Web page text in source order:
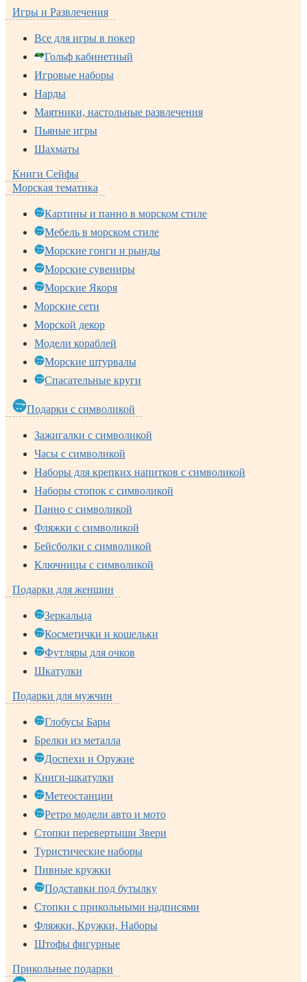
Игры и Развлечения
Все для игры в покер
Гольф кабинетный
Игровые наборы
Нарды
Маятники, настольные развлечения
Пьяные игры
Шахматы
Книги Сейфы
Морская тематика
Картины и панно в морском стиле
Мебель в морском стиле
Морские гонги и рынды
Морские сувениры
Морские Якоря
Морские сети
Морской декор
Модели кораблей
Морские штурвалы
Спасательные круги
Подарки с символикой
Зажигалки с символикой
Часы с символикой
Наборы для крепких напитков с символикой
Наборы стопок с символикой
Панно с символикой
Фляжки с символикой
Бейсболки с символикой
Ключницы с символикой
Подарки для женщин
Зеркальца
Косметички и кошельки
Футляры для очков
Шкатулки
Подарки для мужчин
Глобусы Бары
Брелки из металла
Доспехи и Оружие
Книги-шкатулки
Метеостанции
Ретро модели авто и мото
Стопки перевертыши Звери
Туристические наборы
Пивные кружки
Подставки под бутылку
Стопки с прикольными надписями
Фляжки, Кружки, Наборы
Штофы фигурные
Прикольные подарки